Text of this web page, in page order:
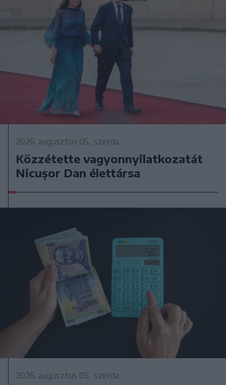
2026. augusztus 05., szerda
Közzétette vagyonnyilatkozatát
Nicușor Dan élettársa
2026. augusztus 05., szerda